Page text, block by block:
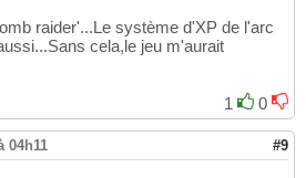
raider'...Le système d'XP de l'arc
cela,le jeu m'aurait
1
0
04h11 #9